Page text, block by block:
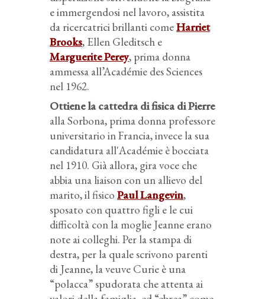
e immergendosi nel lavoro, assistita
da ricercatrici brillanti comeHarriet
Brooks, Ellen Gleditsch e
Marguerite Perey, prima donna
ammessa all’Académie des Sciences
nel 1962.
Ottiene la cattedra di fisica di Pierre
alla Sorbona, prima donna professore
universitario in Francia, invece la sua
candidatura all'Académie è bocciata
nel 1910. Già allora, gira voce che
abbia una liaison con un allievo del
marito, il fisico Paul Langevin,
sposato con quattro figli e le cui
difficoltà con la moglie Jeanne erano
note ai colleghi. Per la stampa di
destra, per la quale scrivono parenti
di Jeanne, la veuve Curie è una
“polacca” spudorata che attenta ai